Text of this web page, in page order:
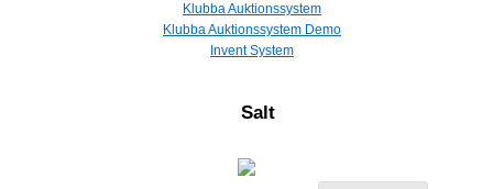
Klubba Auktionssystem
Klubba Auktionssystem Demo
Invent System
Salt